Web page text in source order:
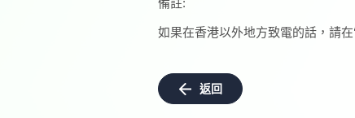
備註:
如果在香港以外地方致電的話，請
返回